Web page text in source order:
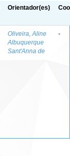
Orientador(es)
Oliveira, Aline
Albuquerque
Sant'Anna de
-